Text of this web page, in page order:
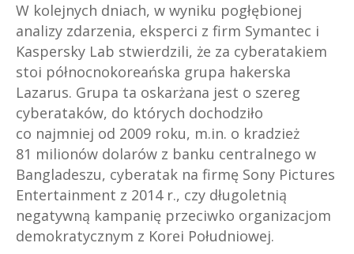
W kolejnych dniach, w wyniku pogłębionej
analizy zdarzenia, eksperci z firm Symantec i
Kaspersky Lab stwierdzili, że za cyberatakiem
stoi północnokoreańska grupa hakerska
Lazarus. Grupa ta oskarżana jest o szereg
cyberataków, do których dochodziło
co najmniej od 2009 roku, m.in. o kradzież
81 milionów dolarów z banku centralnego w
Bangladeszu, cyberatak na firmę Sony Pictures
Entertainment z 2014 r., czy długoletnią
negatywną kampanię przeciwko organizacjom
demokratycznym z Korei Południowej.